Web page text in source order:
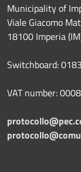
Municipality of
Viale Giacomo
18100 Imperia
Switchboard:
VAT number: